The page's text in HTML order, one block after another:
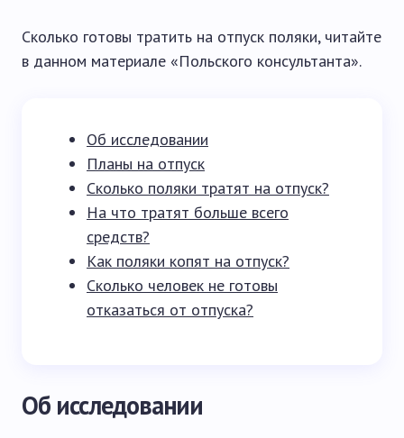
Сколько готовы тратить на отпуск поляки, читайте
в данном материале «Польского консультанта».
Об исследовании
Планы на отпуск
Сколько поляки тратят на отпуск?
На что тратят больше всего
средств?
Как поляки копят на отпуск?
Сколько человек не готовы
отказаться от отпуска?
Об исследовании